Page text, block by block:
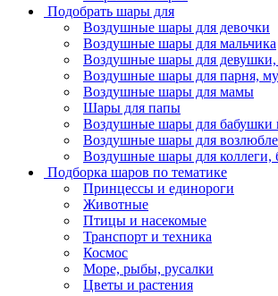
Подобрать шары для
Воздушные шары для девочки
Воздушные шары для мальчика
Воздушные шары для
Воздушные шары для парня,
Воздушные шары для мамы
Шары для папы
Воздушные шары для бабушки
Воздушные шары для
Воздушные шары для коллеги,
Подборка шаров по тематике
Принцессы и единороги
Животные
Птицы и насекомые
Транспорт и техника
Космос
Море, рыбы, русалки
Цветы и растения